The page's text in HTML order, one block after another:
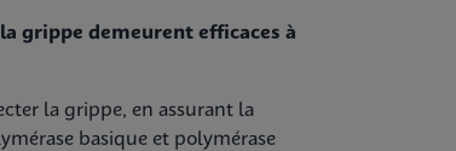
grippe demeurent efficaces à
la grippe, en assurant la
basique et polymérase